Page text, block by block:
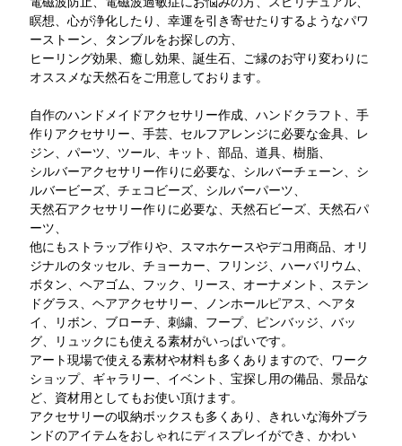
瞑想、心が浄化したり、幸運を引き寄せたりするようなパワ
ーストーン、タンブルをお探しの方、
ヒーリング効果、癒し効果、誕生石、ご縁のお守り変わりに
オススメな天然石をご用意しております。
自作のハンドメイドアクセサリー作成、ハンドクラフト、手
作りアクセサリー、手芸、セルフアレンジに必要な金具、レ
ジン、パーツ、ツール、キット、部品、道具、樹脂、
シルバーアクセサリー作りに必要な、シルバーチェーン、シ
ルバービーズ、チェコビーズ、シルバーパーツ、
天然石アクセサリー作りに必要な、天然石ビーズ、天然石パ
ーツ、
他にもストラップ作りや、スマホケースやデコ用商品、オリ
ジナルのタッセル、チョーカー、フリンジ、ハーバリウム、
ボタン、ヘアゴム、フック、リース、オーナメント、ステン
ドグラス、ヘアアクセサリー、ノンホールピアス、ヘアタ
イ、リボン、ブローチ、刺繍、フープ、ピンバッジ、バッ
グ、リュックにも使える素材がいっぱいです。
アート現場で使える素材や材料も多くありますので、ワーク
ショップ、ギャラリー、イベント、宝探し用の備品、景品な
ど、資材用としてもお使い頂けます。
アクセサリーの収納ボックスも多くあり、きれいな海外ブラ
ンドのアイテムをおしゃれにディスプレイができ、かわい